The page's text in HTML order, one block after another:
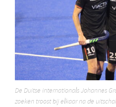
De Duitse internationals Johannes
zoeken troost bij elkaar na de